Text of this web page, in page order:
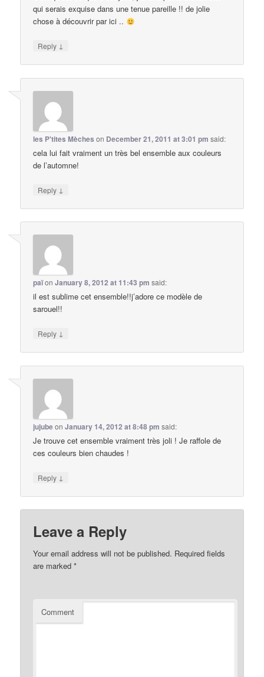
qui serais exquise dans une tenue pareille !! de jolie
chose à découvrir par ici ..
Reply ↓
les P'tites Mèches on December 21, 2011 at 3:01 pm said:
cela lui fait vraiment un très bel ensemble aux couleurs
de l’automne!
Reply ↓
païonJanuary 8, 2012 at 11:43 pm said:
il est sublime cet ensemble!!j’adore ce modèle de
sarouel!!
Reply ↓
jujubeonJanuary 14, 2012 at 8:48 pm said:
Je trouve cet ensemble vraiment très joli ! Je raffole de
ces couleurs bien chaudes !
Reply ↓
Leave a Reply
Your email address will not be published. Required fields
are marked*
Comment